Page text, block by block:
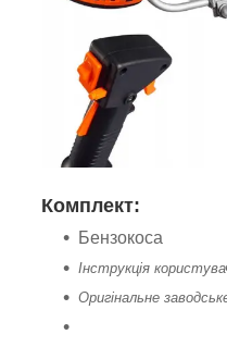
Комплект:
Бензокоса
Інструкція
Оригінальне